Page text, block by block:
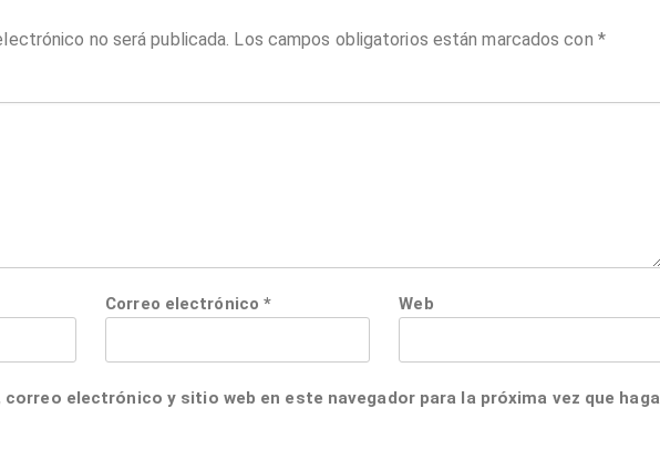
no será publicada. Los campos obligatorios están marcados con *
Correo electrónico* Web
correo electrónico y sitio web en este navegador para la próxima vez que haga